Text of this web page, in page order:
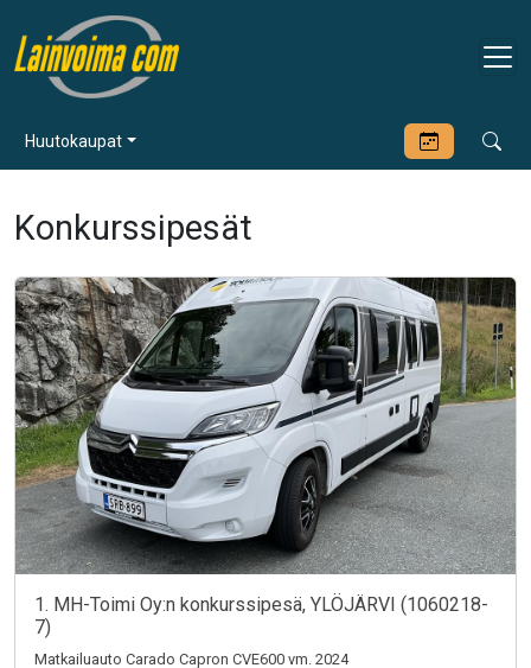
Huutokaupat
Konkurssipesät
1. MH-Toimi Oy:n konkurssipesä, YLÖJÄRVI (1060218-
7)
Matkailuauto Carado Capron CVE600 vm. 2024